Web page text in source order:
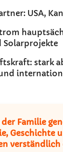
USA,
Solarprojekte
stark
Familie
Geschichte
verständlich